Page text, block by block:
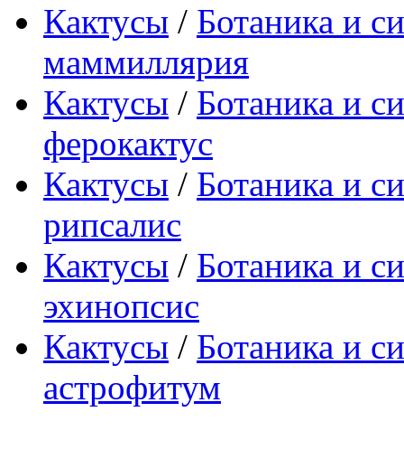
Кактусы / Ботаника и
маммиллярия
Кактусы / Ботаника и
ферокактус
Кактусы / Ботаника и
рипсалис
Кактусы / Ботаника и
эхинопсис
Кактусы / Ботаника и
астрофитум